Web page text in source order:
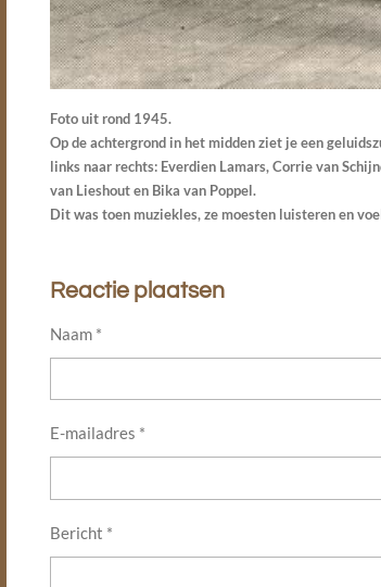
Foto uit rond 1945.
Op de achtergrond in het midden ziet je een
links naar rechts: Everdien Lamars, Corrie van
van Lieshout en Bika van Poppel.
Dit was toen muziekles, ze moesten luisteren en
Reactie plaatsen
Naam *
E-mailadres *
Bericht *